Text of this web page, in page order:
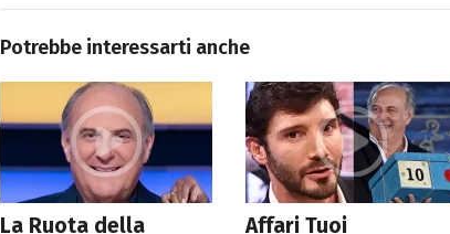
Potrebbe interessarti anche
La Ruota della
Affari Tuoi